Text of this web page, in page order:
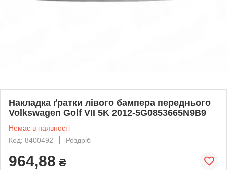
Накладка ґратки лівого бампера переднього
Volkswagen Golf VII 5K 2012-5G0853665N9B9
Немає в наявності
Код: 8400492
Роздріб
964,88 ₴